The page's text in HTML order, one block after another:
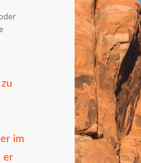
im
er